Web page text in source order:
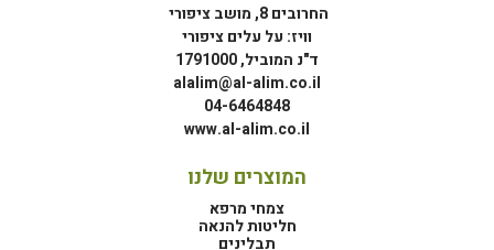
החרובים 8, מושב ציפורי
וויז: על עלים ציפורי
ד"נ המוביל, 1791000
alalim@al-alim.co.il
04-6464848
www.al-alim.co.il
המוצרים שלנו
צמחי מרפא
חליטות להנאה
תבלינים